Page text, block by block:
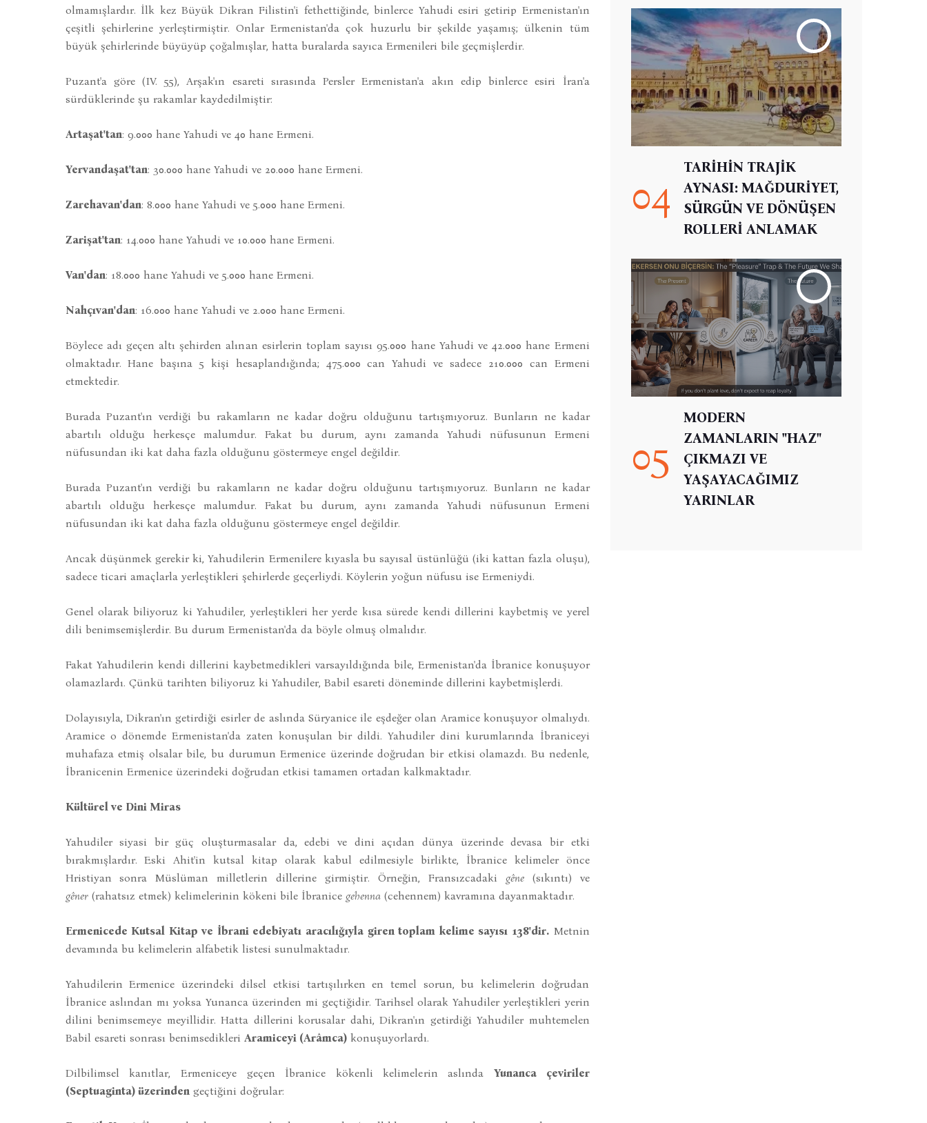
olmamışlardır. İlk kez Büyük Dikran Filistin'i fethettiğinde, binlerce Yahudi esiri getirip Ermenistan'ın
çeşitli şehirlerine yerleştirmiştir. Onlar Ermenistan'da çok huzurlu bir şekilde yaşamış; ülkenin tüm
büyük şehirlerinde büyüyüp çoğalmışlar, hatta buralarda sayıca Ermenileri bile geçmişlerdir.
Puzant'a göre (IV. 55), Arşak'ın esareti sırasında Persler Ermenistan'a akın edip binlerce esiri İran'a
sürdüklerinde şu rakamlar kaydedilmiştir:
Artaşat'tan: 9.000 hane Yahudi ve 40 hane Ermeni.
Yervandaşat'tan: 30.000 hane Yahudi ve 20.000 hane Ermeni.
Zarehavan'dan: 8.000 hane Yahudi ve 5.000 hane Ermeni.
Zarişat'tan: 14.000 hane Yahudi ve 10.000 hane Ermeni.
Van'dan: 18.000 hane Yahudi ve 5.000 hane Ermeni.
Nahçıvan'dan: 16.000 hane Yahudi ve 2.000 hane Ermeni.
Böylece adı geçen altı şehirden alınan esirlerin toplam sayısı 95.000 hane Yahudi ve 42.000 hane Ermeni
olmaktadır. Hane başına 5 kişi hesaplandığında; 475.000 can Yahudi ve sadece 210.000 can Ermeni
etmektedir.
Burada Puzant'ın verdiği bu rakamların ne kadar doğru olduğunu tartışmıyoruz. Bunların ne kadar
abartılı olduğu herkesçe malumdur. Fakat bu durum, aynı zamanda Yahudi nüfusunun Ermeni
nüfusundan iki kat daha fazla olduğunu göstermeye engel değildir.
Burada Puzant'ın verdiği bu rakamların ne kadar doğru olduğunu tartışmıyoruz. Bunların ne kadar
abartılı olduğu herkesçe malumdur. Fakat bu durum, aynı zamanda Yahudi nüfusunun Ermeni
nüfusundan iki kat daha fazla olduğunu göstermeye engel değildir.
Ancak düşünmek gerekir ki, Yahudilerin Ermenilere kıyasla bu sayısal üstünlüğü (iki kattan fazla oluşu),
sadece ticari amaçlarla yerleştikleri şehirlerde geçerliydi. Köylerin yoğun nüfusu ise Ermeniydi.
Genel olarak biliyoruz ki Yahudiler, yerleştikleri her yerde kısa sürede kendi dillerini kaybetmiş ve yerel
dili benimsemişlerdir. Bu durum Ermenistan'da da böyle olmuş olmalıdır.
Fakat Yahudilerin kendi dillerini kaybetmedikleri varsayıldığında bile, Ermenistan'da İbranice konuşuyor
olamazlardı. Çünkü tarihten biliyoruz ki Yahudiler, Babil esareti döneminde dillerini kaybetmişlerdi.
Dolayısıyla, Dikran'ın getirdiği esirler de aslında Süryanice ile eşdeğer olan Aramice konuşuyor olmalıydı.
Aramice o dönemde Ermenistan'da zaten konuşulan bir dildi. Yahudiler dini kurumlarında İbraniceyi
muhafaza etmiş olsalar bile, bu durumun Ermenice üzerinde doğrudan bir etkisi olamazdı. Bu nedenle,
İbranicenin Ermenice üzerindeki doğrudan etkisi tamamen ortadan kalkmaktadır.
Kültürel ve Dini Miras
Yahudiler siyasi bir güç oluşturmasalar da, edebi ve dini açıdan dünya üzerinde devasa bir etki
bırakmışlardır. Eski Ahit'in kutsal kitap olarak kabul edilmesiyle birlikte, İbranice kelimeler önce
Hristiyan sonra Müslüman milletlerin dillerine girmiştir. Örneğin, Fransızcadaki gêne(sıkıntı) ve
gêner(rahatsız etmek) kelimelerinin kökeni bile İbranice gehenna(cehennem) kavramına dayanmaktadır.
Ermenicede Kutsal Kitap ve İbrani edebiyatı aracılığıyla giren toplam kelime sayısı 138'dir.Metnin
devamında bu kelimelerin alfabetik listesi sunulmaktadır.
Yahudilerin Ermenice üzerindeki dilsel etkisi tartışılırken en temel sorun, bu kelimelerin doğrudan
İbranice aslından mı yoksa Yunanca üzerinden mi geçtiğidir. Tarihsel olarak Yahudiler yerleştikleri yerin
dilini benimsemeye meyillidir. Hatta dillerini korusalar dahi, Dikran'ın getirdiği Yahudiler muhtemelen
Babil esareti sonrası benimsedikleri Aramiceyi (Arâmca)konuşuyorlardı.
Dilbilimsel kanıtlar, Ermeniceye geçen İbranice kökenli kelimelerin aslında Yunanca çeviriler
(Septuaginta) üzerindengeçtiğini doğrular:
04
TARİHİN TRAJİK
AYNASI: MAĞDURİYET,
SÜRGÜN VE DÖNÜŞEN
ROLLERİ ANLAMAK
05
MODERN
ZAMANLARIN "HAZ"
ÇIKMAZI VE
YAŞAYACAĞIMIZ
YARINLAR